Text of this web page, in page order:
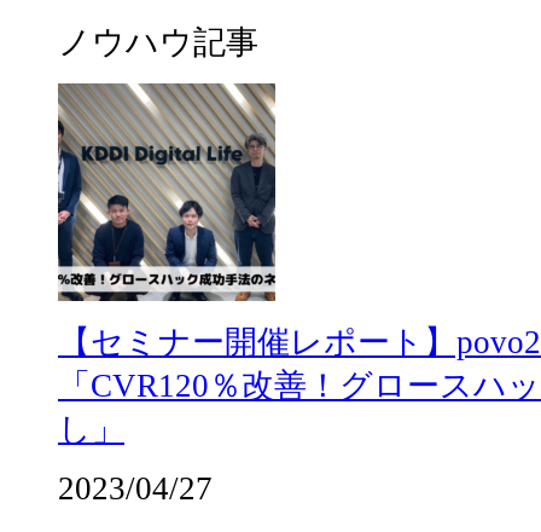
ノウハウ記事
【セミナー開催レポート】
「CVR120％改善！グロースハ
し」
2023/04/27